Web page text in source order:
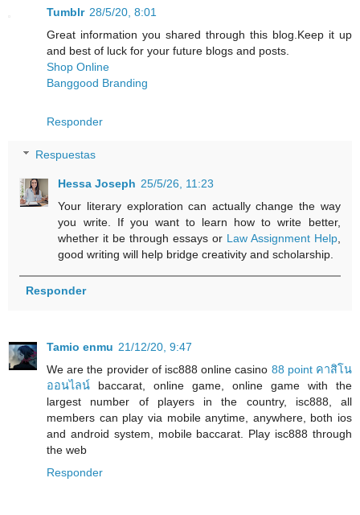
Tumblr 28/5/20, 8:01
Great information you shared through this blog.Keep it up
and best of luck for your future blogs and posts.
Shop Online
Banggood Branding
Responder
Respuestas
Hessa Joseph 25/5/26, 11:23
Your literary exploration can actually change the way
you write. If you want to learn how to write better,
whether it be through essays or Law Assignment Help,
good writing will help bridge creativity and scholarship.
Responder
Tamio enmu 21/12/20, 9:47
We are the provider of isc888 online casino 88 point คาสิโน
ออนไลน์ baccarat, online game, online game with the
largest number of players in the country, isc888, all
members can play via mobile anytime, anywhere, both ios
and android system, mobile baccarat. Play isc888 through
the web
Responder